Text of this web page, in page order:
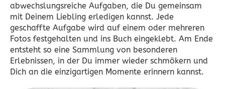
abwechslungsreiche Aufgaben, die Du gemeinsam
mit Deinem Liebling erledigen kannst. Jede
geschaffte Aufgabe wird auf einem oder mehreren
Fotos festgehalten und ins Buch eingeklebt. Am Ende
entsteht so eine Sammlung von besonderen
Erlebnissen, in der Du immer wieder schmökern und
Dich an die einzigartigen Momente erinnern kannst.